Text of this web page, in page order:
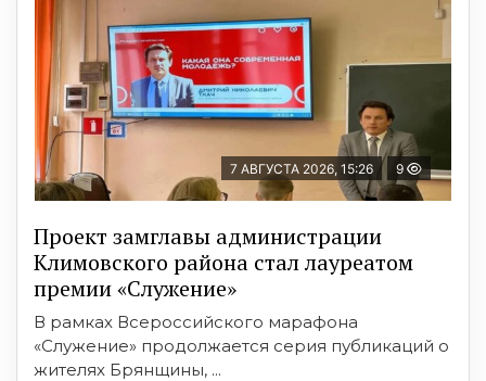
7 АВГУСТА 2026, 15:26 9
Проект замглавы администрации
Климовского района стал лауреатом
премии «Служение»
В рамках Всероссийского марафона
«Служение» продолжается серия публикаций о
жителях Брянщины, ...